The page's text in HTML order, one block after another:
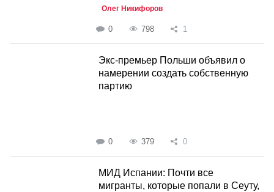
Олег Никифоров
0 798 1
Экс-премьер Польши объявил о
намерении создать собственную
партию
0 379 0
МИД Испании: Почти все
мигранты, которые попали в Сеуту,